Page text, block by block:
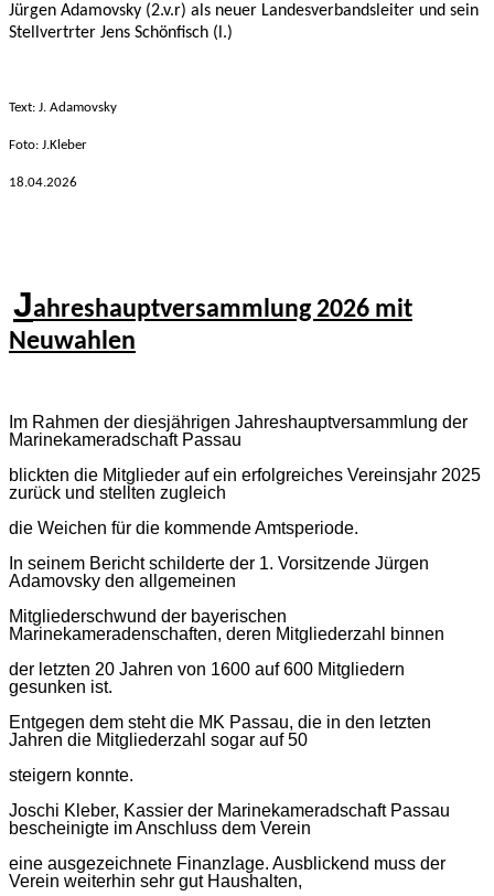
Jürgen Adamovsky (2.v.r) als neuer Landesverbandsleiter und sein
Stellvertrter Jens Schönfisch (l.)
Text: J. Adamovsky
Foto: J.Kleber
18.04.2026
Jahreshauptversammlung 2026 mit
Neuwahlen
Im Rahmen der diesjährigen Jahreshauptversammlung der
Marinekameradschaft Passau
blickten die Mitglieder auf ein erfolgreiches Vereinsjahr 2025
zurück und stellten zugleich
die Weichen für die kommende Amtsperiode.
In seinem Bericht schilderte der 1. Vorsitzende Jürgen
Adamovsky den allgemeinen
Mitgliederschwund der bayerischen
Marinekameradenschaften, deren Mitgliederzahl binnen
der letzten 20 Jahren von 1600 auf 600 Mitgliedern
gesunken ist.
Entgegen dem steht die MK Passau, die in den letzten
Jahren die Mitgliederzahl sogar auf 50
steigern konnte.
Joschi Kleber, Kassier der Marinekameradschaft Passau
bescheinigte im Anschluss dem Verein
eine ausgezeichnete Finanzlage. Ausblickend muss der
Verein weiterhin sehr gut Haushalten,